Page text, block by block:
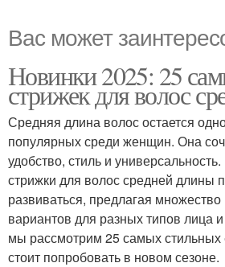
Вас может
Новинки 2025: 25
стрижек для волос
Средняя длина волос остается
популярных среди женщин. Она
удобство, стиль и
стрижки для волос средней длины
развиваться, предлагая
вариантов для разных типов лица
мы рассмотрим 25 самых стильных
стоит попробовать в новом сезоне.